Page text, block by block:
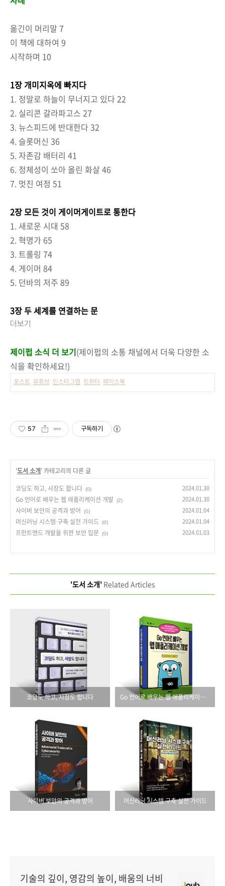
옮긴이 머리말 7
이 책에 대하여 9
시작하며 10
1장 개미지옥에 빠지다
1. 정말로 하늘이 무너지고 있다 22
2. 실리콘 갈라파고스 27
3. 뉴스피드에 반대한다 32
4. 슬롯머신 36
5. 자존감 배터리 41
6. 정체성이 쏘아 올린 화살 46
7. 멋진 여정 51
2장 모든 것이 게이머게이트로 통한다
1. 새로운 시대 58
2. 혁명가 65
3. 트롤링 74
4. 게이머 84
5. 던바의 저주 89
3장 두 세계를 연결하는 문
더보기
제이펍 소식 더 보기(제이펍의 소통 채널에서 더욱 다양한 소
식을 확인하세요!)
포스트 유튜브 인스타그램 트위터 페이스북
57 구독하기
'도서 소개' 카테고리의 다른 글
코딩도 하고, 사장도 합니다 (0) 2024.01.30
Go 언어로 배우는 웹 애플리케이션 개발 (2) 2024.01.30
사이버 보안의 공격과 방어 (0) 2024.01.04
머신러닝 시스템 구축 실전 가이드 (0) 2024.01.04
프런트엔드 개발을 위한 보안 입문 (0) 2024.01.03
'도서 소개'Related Articles
코딩도 하고, 사장도 합니다 Go 언어로 배우는 웹 애플리케이션 개발
사이버 보안의 공격과 방어 머신러닝 시스템 구축 실전 가이드
기술의 깊이, 영감의 높이, 배움의 너비